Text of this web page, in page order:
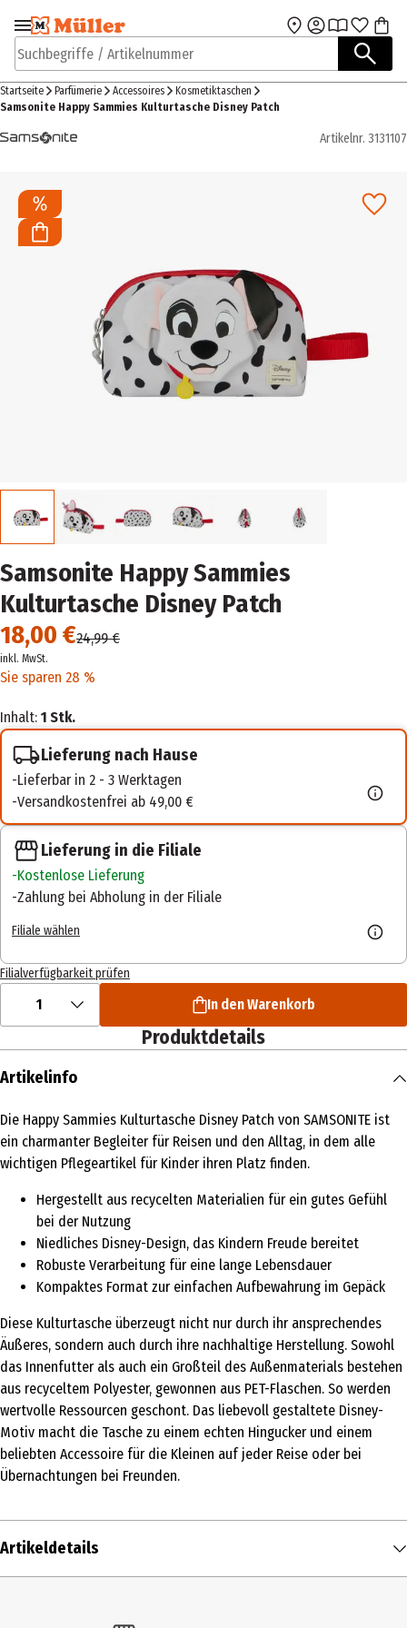
Zur Navigation
springen
Zum Hauptinhalt
Suchbegriffe / Artikelnummer
Startseite Parfümerie Accessoires
Kosmetiktaschen
Samsonite Happy Sammies Kulturtasche Disney Patch
Artikelnr. 3131107
Samsonite Happy Sammies
Kulturtasche Disney Patch
18,00 €24,99 €
inkl. MwSt.
Sie sparen 28 %
Inhalt: 1 Stk.
Lieferung nach Hause
Lieferbar in 2 - 3 Werktagen
Versandkostenfrei ab 49,00 €
Lieferung in die Filiale
Kostenlose Lieferung
Zahlung bei Abholung in der Filiale
Filiale wählen
Filialverfügbarkeit prüfen
1 In den Warenkorb
Produktdetails
Artikelinfo
Die Happy Sammies Kulturtasche Disney Patch von SAMSONITE ist
ein charmanter Begleiter für Reisen und den Alltag, in dem alle
wichtigen Pflegeartikel für Kinder ihren Platz finden.
Hergestellt aus recycelten Materialien für ein gutes Gefühl
bei der Nutzung
Niedliches Disney-Design, das Kindern Freude bereitet
Robuste Verarbeitung für eine lange Lebensdauer
Kompaktes Format zur einfachen Aufbewahrung im Gepäck
Diese Kulturtasche überzeugt nicht nur durch ihr ansprechendes
Äußeres, sondern auch durch ihre nachhaltige Herstellung. Sowohl
das Innenfutter als auch ein Großteil des Außenmaterials bestehen
aus recyceltem Polyester, gewonnen aus PET-Flaschen. So werden
wertvolle Ressourcen geschont. Das liebevoll gestaltete Disney-
Motiv macht die Tasche zu einem echten Hingucker und einem
beliebten Accessoire für die Kleinen auf jeder Reise oder bei
Übernachtungen bei Freunden.
Artikeldetails